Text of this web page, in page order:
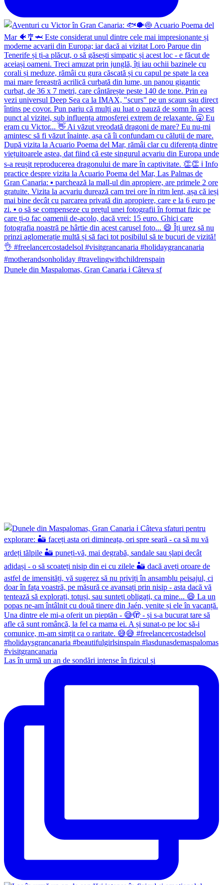
Dunele din Maspalomas, Gran Canaria ℹ️ Câteva sf
Las în urmă un an de sondări intense în fizicul și